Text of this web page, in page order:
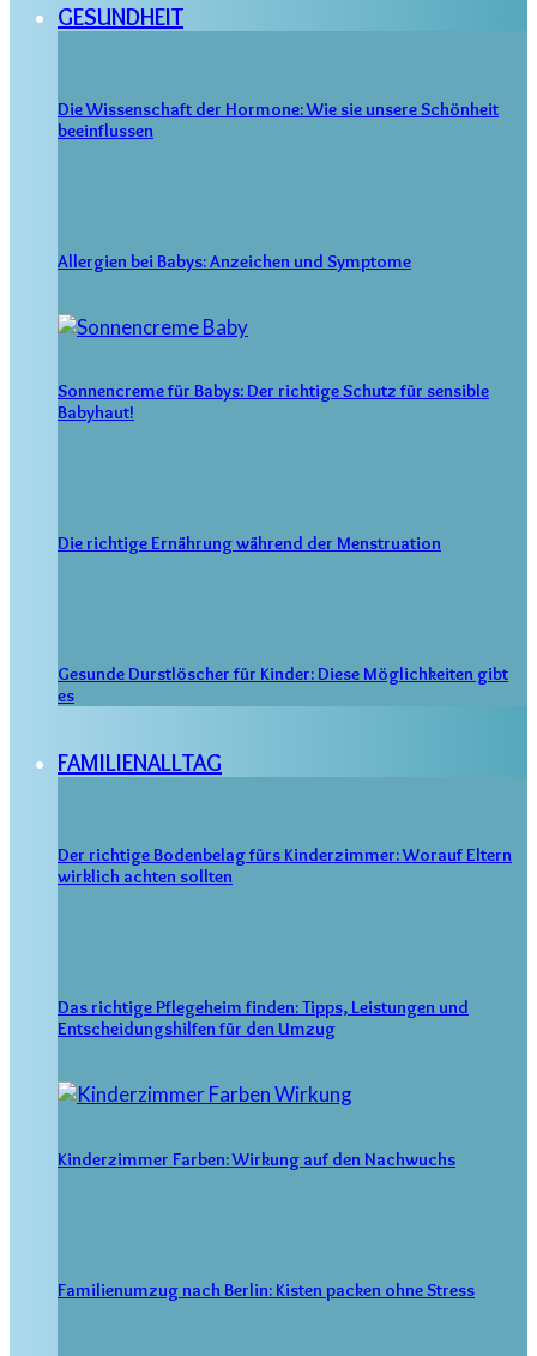
GESUNDHEIT
Die Wissenschaft der Hormone: Wie sie unsere Schönheit
beeinflussen
Allergien bei Babys: Anzeichen und Symptome
Sonnencreme für Babys: Der richtige Schutz für sensible
Babyhaut!
Die richtige Ernährung während der Menstruation
Gesunde Durstlöscher für Kinder: Diese Möglichkeiten gibt
es
FAMILIENALLTAG
Der richtige Bodenbelag fürs Kinderzimmer: Worauf Eltern
wirklich achten sollten
Das richtige Pflegeheim finden: Tipps, Leistungen und
Entscheidungshilfen für den Umzug
Kinderzimmer Farben: Wirkung auf den Nachwuchs
Familienumzug nach Berlin: Kisten packen ohne Stress